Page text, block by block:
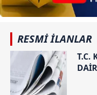
toplumu hizmetlerinin
kullanılmaktadır. Diğer
kılınması ve
reklam/pazarlama
sınırlı olarak açık
Çerezlere ilişkin
RESMİ İLANLAR
T.C.